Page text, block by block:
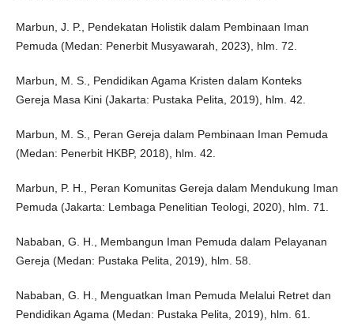
Marbun, J. P., Pendekatan Holistik dalam Pembinaan Iman
Pemuda (Medan: Penerbit Musyawarah, 2023), hlm. 72.
Marbun, M. S., Pendidikan Agama Kristen dalam Konteks
Gereja Masa Kini (Jakarta: Pustaka Pelita, 2019), hlm. 42.
Marbun, M. S., Peran Gereja dalam Pembinaan Iman Pemuda
(Medan: Penerbit HKBP, 2018), hlm. 42.
Marbun, P. H., Peran Komunitas Gereja dalam Mendukung Iman
Pemuda (Jakarta: Lembaga Penelitian Teologi, 2020), hlm. 71.
Nababan, G. H., Membangun Iman Pemuda dalam Pelayanan
Gereja (Medan: Pustaka Pelita, 2019), hlm. 58.
Nababan, G. H., Menguatkan Iman Pemuda Melalui Retret dan
Pendidikan Agama (Medan: Pustaka Pelita, 2019), hlm. 61.